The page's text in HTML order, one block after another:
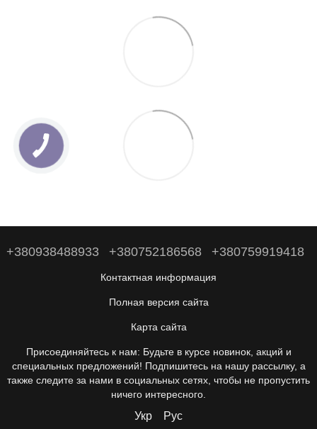
+380938488933 +380752186568 +380759919418
Контактная информация
Полная версия сайта
Карта сайта
Присоединяйтесь к нам: Будьте в курсе новинок, акций и
специальных предложений! Подпишитесь на нашу рассылку, а
также следите за нами в социальных сетях, чтобы не пропустить
ничего интересного.
Укр Рус